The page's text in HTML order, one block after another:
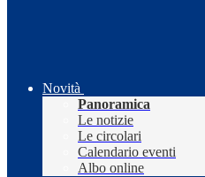
Novità
Panoramica
Le notizie
Le circolari
Calendario eventi
Albo online